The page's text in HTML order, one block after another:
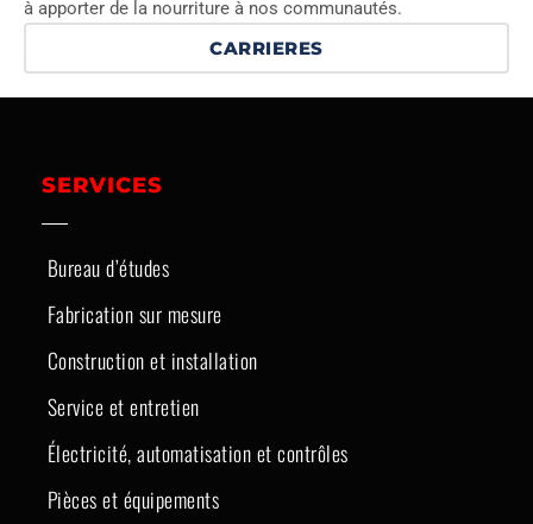
à apporter de la nourriture à nos communautés.
CARRIERES
SERVICES
Bureau d’études
Fabrication sur mesure
Construction et installation
Service et entretien
Électricité, automatisation et contrôles
Pièces et équipements